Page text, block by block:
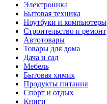
Электроника
Бытовая техника
Ноутбуки и компьютеры
Строительство и ремонт
Автотовары
Товары для дома
Дача и сад
Мебель
Бытовая химия
Продукты питания
Спорт и отдых
Книги